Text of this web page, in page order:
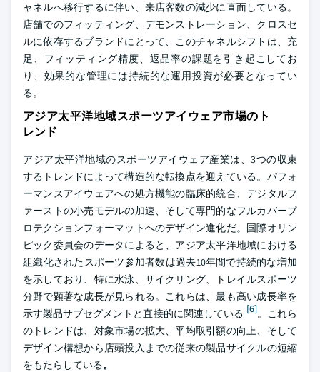
ャネルへ移行するに伴い、来店客数の減少に直面している。
店舗でのフィッティング、デモンストレーション、クロスセ
ルに依存するブランドにとって、このチャネルシフトは、充
足、フィッティング精度、返品率の課題を引き起こしてお
り、効果的な管理には持続的な運用投資が必要となってい
る。
アジア太平洋地域スポーツアイウェア市場のト
レンド
アジア太平洋地域のスポーツアイウェア産業は、3つの収束
するトレンドによって構造的な転換点を迎えている。パフォ
ーマンスアイウェアへの処方機能の臨床的統合、デジタルフ
ァーストの小売モデルの加速、そして専門的なフルカバープ
ロテクションフォーマットへのデザイン進化だ。国際オリン
ピック委員会のデータによると、アジア太平洋地域における
組織化されたスポーツ参加者数は過去10年間で持続的な増加
を示しており、特に水泳、サイクリング、トレイルスポーツ
分野で顕著な成長が見られる。これらは、最も高い成長率を
示す製品サブセグメントと直接的に関連している [6]。これら
のトレンドは、対象市場の拡大、平均取引額の向上、そして
デザイン構想から店頭投入までの従来の製品サイクルの短縮
をもたらしている。